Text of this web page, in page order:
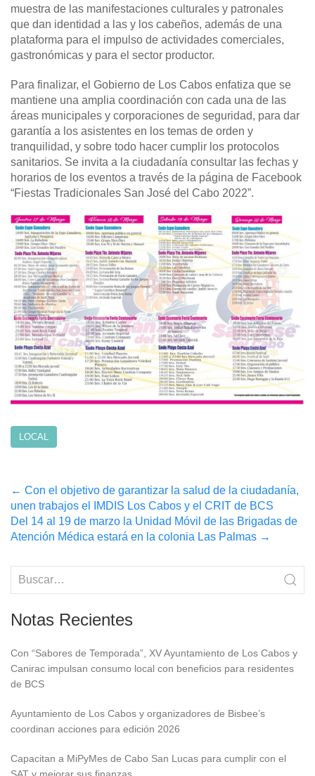
muestra de las manifestaciones culturales y patronales
que dan identidad a las y los cabeños, además de una
plataforma para el impulso de actividades comerciales,
gastronómicas y para el sector productor.
Para finalizar, el Gobierno de Los Cabos enfatiza que se
mantiene una amplia coordinación con cada una de las
áreas municipales y corporaciones de seguridad, para dar
garantía a los asistentes en los temas de orden y
tranquilidad, y sobre todo hacer cumplir los protocolos
sanitarios. Se invita a la ciudadanía consultar las fechas y
horarios de los eventos a través de la página de Facebook
“Fiestas Tradicionales San José del Cabo 2022”.
LOCAL
Post
navigation
← Con el objetivo de garantizar la salud de la ciudadanía,
unen trabajos el IMDIS Los Cabos y el CRIT de BCS
Del 14 al 19 de marzo la Unidad Móvil de las Brigadas de
Atención Médica estará en la colonia Las Palmas →
Notas Recientes
Con “Sabores de Temporada”, XV Ayuntamiento de Los Cabos y
Canirac impulsan consumo local con beneficios para residentes
de BCS
Ayuntamiento de Los Cabos y organizadores de Bisbee’s
coordinan acciones para edición 2026
Capacitan a MiPyMes de Cabo San Lucas para cumplir con el